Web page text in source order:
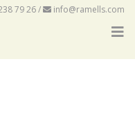
79 26/ info@ramells.com